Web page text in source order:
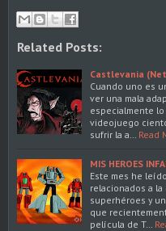
Related Posts:
Castlevania
Cuando uno es
ver una mala
especialmente
videojuego
sufrir la a…
Read
MIS HEROES
Este mes he
relacionados a
superhéroes y
que
película de T…